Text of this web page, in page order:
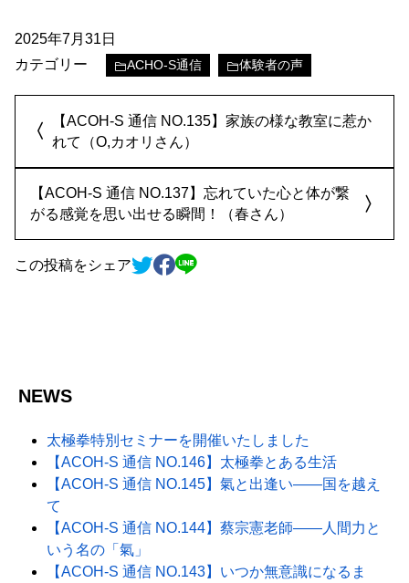
2025年7月31日
カテゴリー
ACHO-S通信 体験者の声
【ACOH-S 通信 NO.135】家族の様な教室に惹か
れて（O,カオリさん）
【ACOH-S 通信 NO.137】忘れていた心と体が繋
がる感覚を思い出せる瞬間！（春さん）
この投稿をシェア
NEWS
太極拳特別セミナーを開催いたしました
【ACOH-S 通信 NO.146】太極拳とある生活
【ACOH-S 通信 NO.145】氣と出逢い――国を越え
て
【ACOH-S 通信 NO.144】蔡宗憲老師――人間力と
いう名の「氣」
【ACOH-S 通信 NO.143】いつか無意識になるま